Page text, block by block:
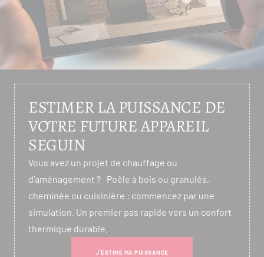
ESTIMER LA PUISSANCE DE
VOTRE FUTURE APPAREIL
SEGUIN
Vous avez un projet de chauffage ou
d’aménagement ? Poêle à bois ou granulés,
cheminée ou cuisinière : commencez par une
simulation. Un premier pas rapide vers un confort
thermique durable.
J'ESTIME MA PUISSANCE